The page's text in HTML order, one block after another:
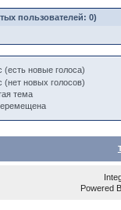
пользователей: 0)
(есть новые голоса)
(нет новых голосов)
тема
Powered